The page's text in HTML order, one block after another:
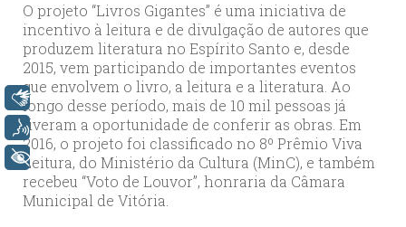
O projeto “Livros Gigantes” é uma iniciativa de
incentivo à leitura e de divulgação de autores que
produzem literatura no Espírito Santo e, desde
2015, vem participando de importantes eventos
que envolvem o livro, a leitura e a literatura. Ao
longo desse período, mais de 10 mil pessoas já
tiveram a oportunidade de conferir as obras. Em
2016, o projeto foi classificado no 8º Prêmio Viva
Leitura, do Ministério da Cultura (MinC), e também
recebeu “Voto de Louvor”, honraria da Câmara
Municipal de Vitória.
Libras
Voz
+ Acessibilidade